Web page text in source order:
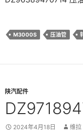
M3000S 压油管
陕汽配件
2024年4月18日 维拉